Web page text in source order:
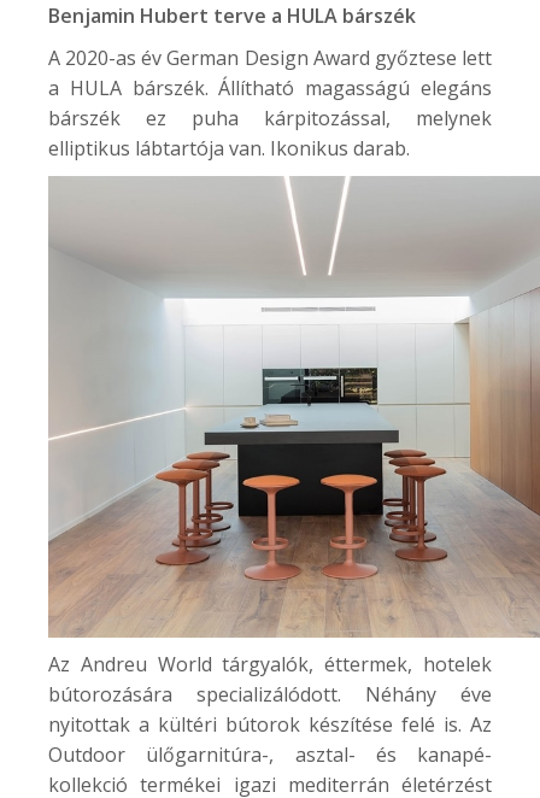
Benjamin Hubert terve a HULA bárszék
A 2020-as év German Design Award győztese lett
a HULA bárszék. Állítható magasságú elegáns
bárszék ez puha kárpitozással, melynek
elliptikus lábtartója van. Ikonikus darab.
Az Andreu World tárgyalók, éttermek, hotelek
bútorozására specializálódott. Néhány éve
nyitottak a kültéri bútorok készítése felé is. Az
Outdoor ülőgarnitúra-, asztal- és kanapé-
kollekció termékei igazi mediterrán életérzést